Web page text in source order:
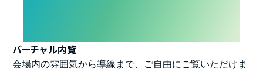
バーチャル内覧
会場内の雰囲気から導線まで、ご自由にご覧いただけま